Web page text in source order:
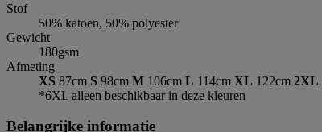
Stof
50% katoen, 50% polyester
Gewicht
180gsm
Afmeting
XS 87cm S 98cm M 106cm L 114cm XL 122cm 2XL
*6XL alleen beschikbaar in deze kleuren
Belangrijke informatie